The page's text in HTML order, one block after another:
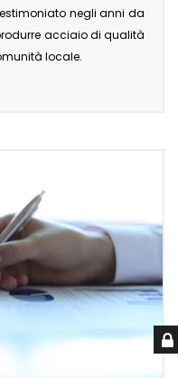
negli anni da
acciaio di qualità
locale.